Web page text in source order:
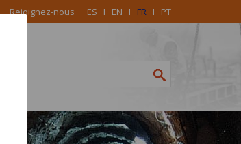
Rejoignez-nous ES I EN I FR I PT